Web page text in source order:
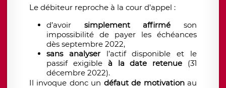
Le débiteur reproche à la cour d’appel :
d’avoir simplement affirmé son
impossibilité de payer les échéances
dès septembre 2022,
sans analyserl’actif disponible et le
passif exigible à la date retenue (31
décembre 2022).
Il invoque donc un défaut de motivationau